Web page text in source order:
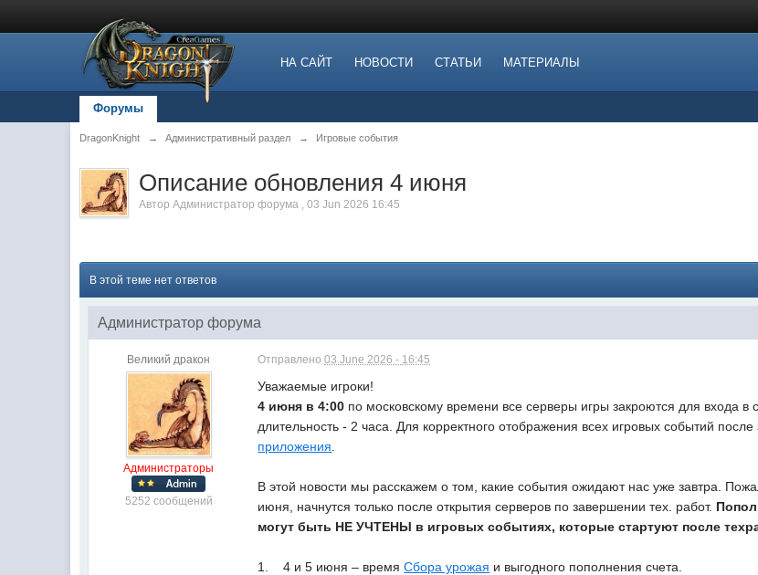
НА САЙТ НОВОСТИ СТАТЬИ МАТЕРИАЛЫ
Форумы
DragonKnight → Административный раздел → Игровые события
Описание обновления 4 июня
АвторАдминистратор форума ,03 Jun 2026 16:45
В этой теме нет ответов
Администратор форума
Великий дракон
Администраторы
5252 сообщений
Отправлено03 June 2026 - 16:45
Уважаемые игроки!
4 июня в 4:00 по московскому времени все серверы игры закроются для входа в
длительность - 2 часа. Для корректного отображения всех игровых событий
приложения
В этой новости мы расскажем о том, какие события ожидают нас уже завтра.
июня, начнутся только после открытия серверов по завершении тех. работ.
могут быть НЕ УЧТЕНЫ в игровых событиях, которые стартуют после
1. 4 и 5 июня – времяСбора урожая и выгодного пополнения счета.